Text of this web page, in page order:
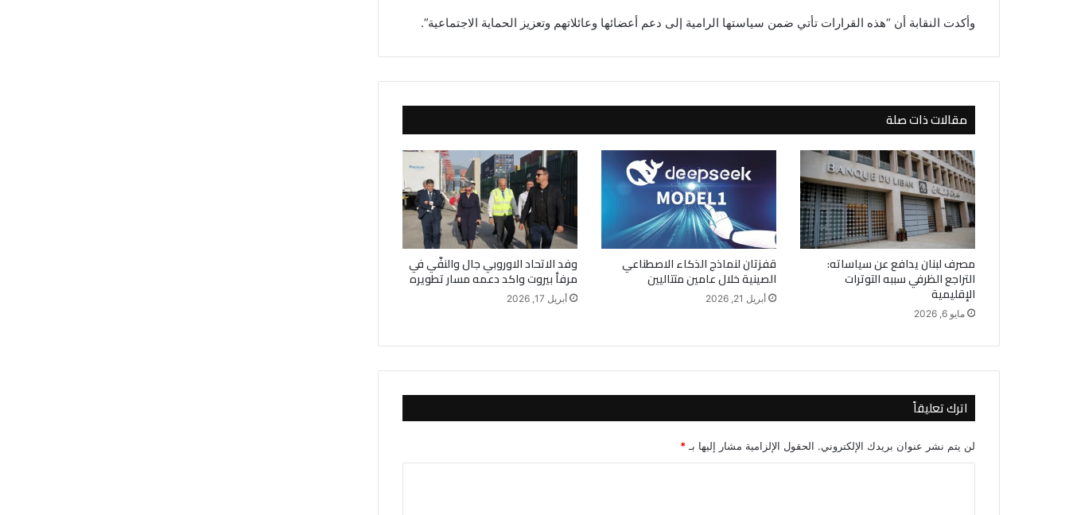
وأكدت النقابة أن “هذه القرارات تأتي ضمن سياستها الرامية إلى دعم أعضائها وعائلاتهم وتعزيز الحماية الاجتماعية”.
مقالات ذات صلة
مصرف لبنان يدافع عن سياساته:
التراجع الظرفي سببه التوترات
الإقليمية
مايو 6, 2026
قفزتان لنماذج الذكاء الاصطناعي
الصينية خلال عامين متتاليين
أبريل 21, 2026
وفد الاتحاد الاوروبي جال والنفّي في
مرفأ بيروت واكد دعمه مسار تطويره
أبريل 17, 2026
اترك تعليقاً
لن يتم نشر عنوان بريدك الإلكتروني. الحقول الإلزامية مشار إليها بـ *